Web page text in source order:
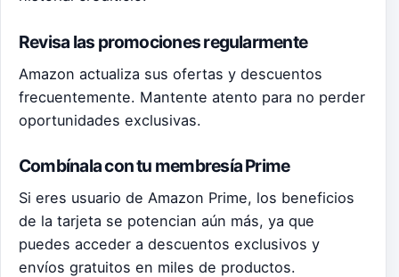
Revisa las promociones regularmente
Amazon actualiza sus ofertas y descuentos
frecuentemente. Mantente atento para no perder
oportunidades exclusivas.
Combínala con tu membresía Prime
Si eres usuario de Amazon Prime, los beneficios
de la tarjeta se potencian aún más, ya que
puedes acceder a descuentos exclusivos y
envíos gratuitos en miles de productos.